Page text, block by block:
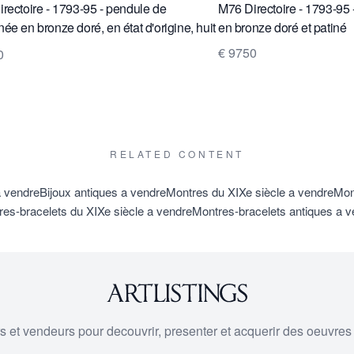
- 1793-95 - pendule de
en bronze doré, en état d'origine, huit
durée
M76 Directoire - 1793-
en bronze doré et patiné
€ 9750
RELATED CONTENT
vendreBijoux antiques a vendreMontres du XIXe siècle a vendre
bracelets du XIXe siècle a vendreMontres-bracelets antiques a
vendeurs pour decouvrir, presenter et acquerir des